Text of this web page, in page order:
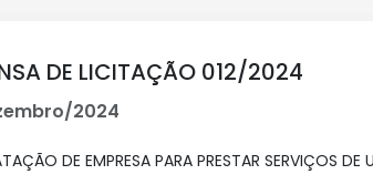
DE LICITAÇÃO 012/2024
2024
DE EMPRESA PARA PRESTAR SERVIÇOS